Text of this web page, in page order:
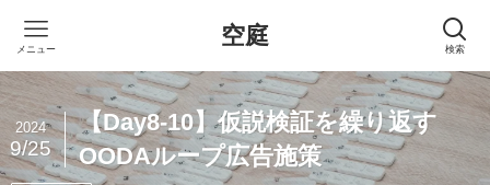
空庭 検索
メニュー
【Day8-10】仮説検証を繰り返す
OODAループ広告施策
2024
9/25